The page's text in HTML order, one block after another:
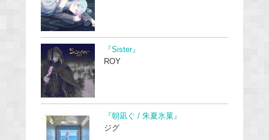
『Sister』
ROY
『朝凪ぐ / 朱夏氷菓』
ジグ